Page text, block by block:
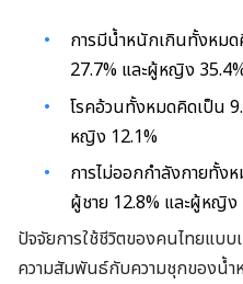
การมีน้ำหนักเกินทั้งหม
27.7% และผู้หญิง
โรคอ้วนทั้งหมดคิดเป็น
หญิง 12.1%
การไม่ออกกำลังกายทั้ง
ผู้ชาย 12.8% และผู้หญิง
ปัจจัยการใช้ชีวิตของคนไทยแบ
ความสัมพันธ์กับความชุกของน้ำ